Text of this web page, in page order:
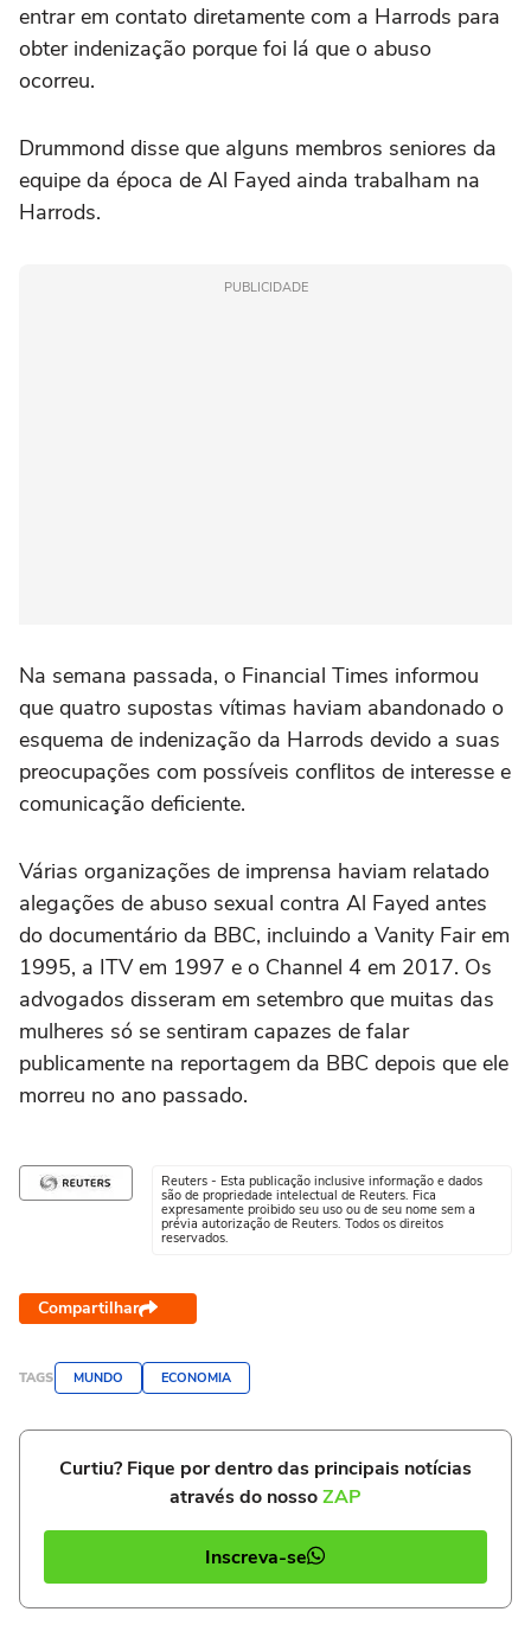
entrar em contato diretamente com a Harrods para
obter indenização porque foi lá que o abuso
ocorreu.
Drummond disse que alguns membros seniores da
equipe da época de Al Fayed ainda trabalham na
Harrods.
PUBLICIDADE
Na semana passada, o Financial Times informou
que quatro supostas vítimas haviam abandonado o
esquema de indenização da Harrods devido a suas
preocupações com possíveis conflitos de interesse e
comunicação deficiente.
Várias organizações de imprensa haviam relatado
alegações de abuso sexual contra Al Fayed antes
do documentário da BBC, incluindo a Vanity Fair em
1995, a ITV em 1997 e o Channel 4 em 2017. Os
advogados disseram em setembro que muitas das
mulheres só se sentiram capazes de falar
publicamente na reportagem da BBC depois que ele
morreu no ano passado.
Reuters - Esta publicação inclusive informação e dados
são de propriedade intelectual de Reuters. Fica
expresamente proibido seu uso ou de seu nome sem a
prévia autorização de Reuters. Todos os direitos
reservados.
Compartilhar
TAGS MUNDO ECONOMIA
Curtiu? Fique por dentro das principais notícias
através do nossoZAP
Inscreva-se